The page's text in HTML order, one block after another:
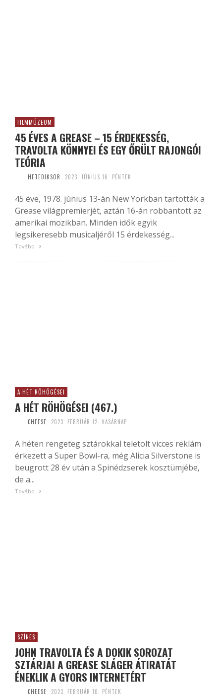
FILMMÚZEUM
45 ÉVES A GREASE – 15 ÉRDEKESSÉG,
TRAVOLTA KÖNNYEI ÉS EGY ŐRÜLT RAJONGÓI
TEÓRIA
HETEDIKSOR 2023. JÚNIUS 16. PÉNTEK
45 éve, 1978. június 13-án New Yorkban tartották a
Grease világpremierjét, aztán 16-án robbantott az
amerikai mozikban. Minden idők egyik
legsikeresebb musicaljéről 15 érdekesség...
Tovább
A HÉT RÖHÖGÉSEI
A HÉT RÖHÖGÉSEI (467.)
CHEESE 2023. FEBRUÁR 12. VASÁRNAP
A héten rengeteg sztárokkal teletolt vicces reklám
érkezett a Super Bowl-ra, még Alicia Silverstone is
beugrott 28 év után a Spinédzserek kosztümjébe,
de a...
Tovább
SZÍNES
JOHN TRAVOLTA ÉS A DOKIK SOROZAT
SZTÁRJAI A GREASE SLÁGER ÁTIRATÁT
ÉNEKLIK A GYORS INTERNETÉRT
CHEESE 2023. FEBRUÁR 10. PÉNTEK